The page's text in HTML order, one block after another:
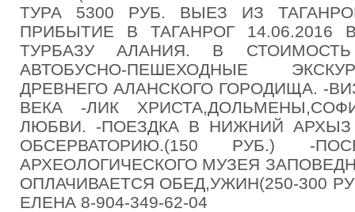
ТУРА 5300 РУБ. ВЫЕЗ ИЗ
ПРИБЫТИЕ В ТАГАНРОГ 14.06.2016
ТУРБАЗУ АЛАНИЯ. В
АВТОБУСНО-ПЕШЕХОДНЫЕ
ДРЕВНЕГО АЛАНСКОГО ГОРОДИЩА. -
ВЕКА -ЛИК
ЛЮБВИ. -ПОЕЗДКА В НИЖНИЙ
ОБСЕРВАТОРИЮ.(150 РУБ.) -
АРХЕОЛОГИЧЕСКОГО МУЗЕЯ
ОПЛАЧИВАЕТСЯ ОБЕД,УЖИН(250-300
ЕЛЕНА 8-904-349-62-04